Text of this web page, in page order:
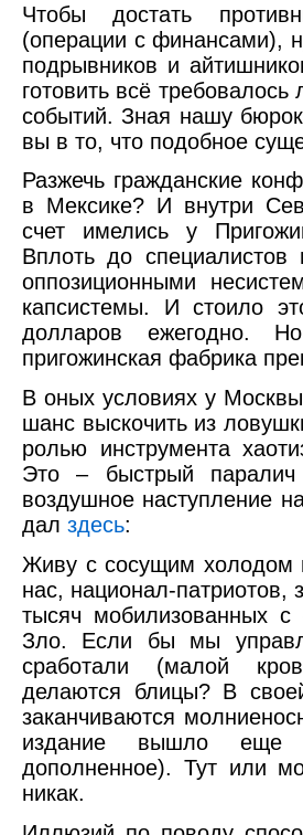
Чтобы достать
(операции с финансами),
подрывников и
готовить всё
событий. Зная нашу
вы в то, что подобное
Разжечь гражданские
в Мексике? И внутри
счет имелись у
Вплоть до специалистов
оппозиционными
капсистемы. И стоило
долларов ежегодно.
пригожинская фабрика
В оных условиях у
шанс выскочить из
ролью инструмента
Это – быстрый
воздушное наступление
дал здесь:
Живу с сосущим холодом
нас, национал-патриотов,
тысяч мобилизованных
Зло. Если бы мы
сработали (малой
делаются блицы? В
заканчиваются
издание вышло
дополненное). Тут или
никак.